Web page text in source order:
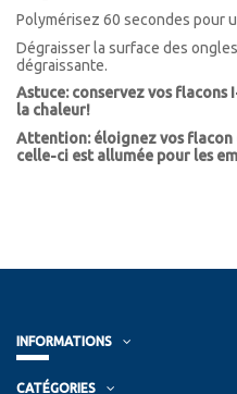
Polymérisez 60 secondes pour
Dégraisser la surface des
dégraissante.
Astuce: conservez vos
la chaleur!
Attention: éloignez vos flacon
celle-ci est allumée pour les
INFORMATIONS
CATÉGORIES